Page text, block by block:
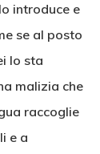
introduce e
se al posto
lo sta
malizia che
raccoglie
e a